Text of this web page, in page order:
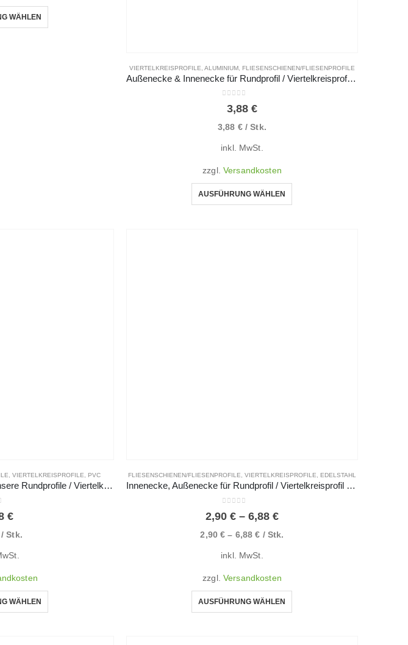
WÄHLEN
VIERTELKREISPROFILE ALUMINIUM, FLIESENSCHIENEN/FLIESENPROFILE
Außenecke & Innenecke für Rundprofil / Viertelkreisprofil Aluminium silber matt eloxiert
3,88 €
3,88 €/Stk.
inkl. MwSt.
zzgl. Versandkosten
AUSFÜHRUNG WÄHLEN
, VIERTELKREISPROFILE, PVC
Innenecke / Außenecke für unsere Rundprofile / Viertelkreisprofile aus PVC / Kunststoff
€
Stk.
WÄHLEN
FLIESENSCHIENEN/FLIESENPROFILE, VIERTELKREISPROFILE, EDELSTAHL
Innenecke, Außenecke für Rundprofil / Viertelkreisprofil aus Edelstahl V2A in glänzend, gebürstet, hochglanzpoliert
2,90 €– 6,88 €
2,90€ – 6,88€ / Stk.
inkl. MwSt.
zzgl. Versandkosten
AUSFÜHRUNG WÄHLEN